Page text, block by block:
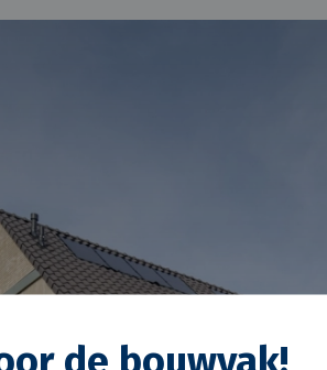
de bouwvak!